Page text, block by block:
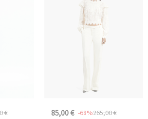
€ 85,00 € 265,00 €
-68%